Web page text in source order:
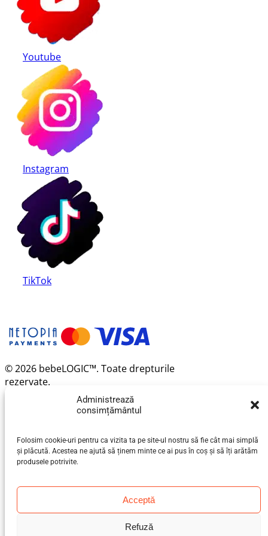
Administrează
consimțământul
Folosim cookie-uri pentru ca vizita ta pe site-ul nostru să fie cât mai simplă
și plăcută. Acestea ne ajută să ținem minte ce ai pus în coș și să îți arătăm
produsele potrivite.
Acceptă
Refuză
Youtube
Instagram
TikTok
© 2026 bebeLOGIC™. Toate drepturile
rezervate.